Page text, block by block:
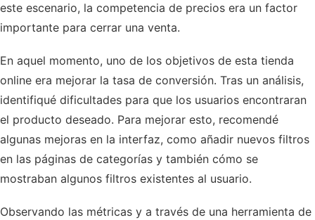
este escenario, la competencia de precios era un factor
importante para cerrar una venta.
En aquel momento, uno de los objetivos de esta tienda
online era mejorar la tasa de conversión. Tras un análisis,
identifiqué dificultades para que los usuarios encontraran
el producto deseado. Para mejorar esto, recomendé
algunas mejoras en la interfaz, como añadir nuevos filtros
en las páginas de categorías y también cómo se
mostraban algunos filtros existentes al usuario.
Observando las métricas y a través de una herramienta de